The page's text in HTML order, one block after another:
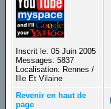
Inscrit le: 05 Juin 2005
Messages: 5837
Localisation: Rennes /
Ille Et Vilaine
Revenir en haut de
page